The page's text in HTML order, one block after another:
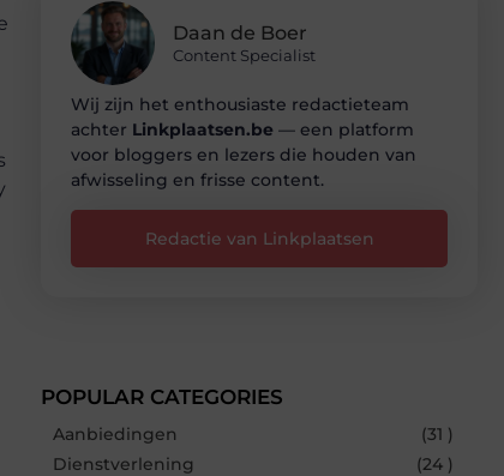
Daan de Boer
Content Specialist
Wij zijn het enthousiaste redactieteam
achter Linkplaatsen.be — een platform
voor bloggers en lezers die houden van
afwisseling en frisse content.
Redactie van Linkplaatsen
POPULAR CATEGORIES
Aanbiedingen
(31 )
Dienstverlening
(24 )